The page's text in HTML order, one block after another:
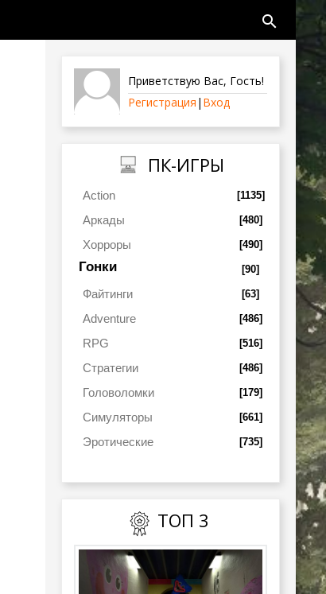
search
Приветствую Вас, Гость!
Регистрация | Вход
ПК-ИГРЫ
Action [1135]
Аркады [480]
Хорроры [490]
Гонки [90]
Файтинги [63]
Adventure [486]
RPG [516]
Стратегии [486]
Головоломки [179]
Симуляторы [661]
Эротические [735]
ТОП 3